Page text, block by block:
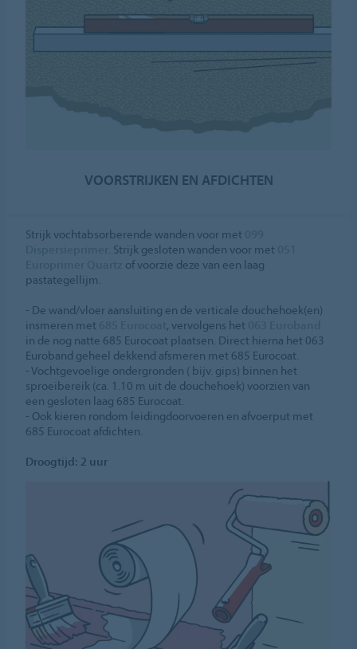
VOORSTRIJKEN EN AFDICHTEN
Strijk vochtabsorberende wanden voor met
. Strijk gesloten wanden voor met
of voorzie deze van een laag
pastategellijm.
- De wand/vloer aansluiting en de verticale douchehoek(en)
insmeren met
, vervolgens het
in de nog natte 685 Eurocoat plaatsen. Direct hierna het 063
Euroband geheel dekkend afsmeren met 685 Eurocoat.
- Vochtgevoelige ondergronden ( bijv. gips) binnen het
sproeibereik (ca. 1.10 m uit de douchehoek) voorzien van
een gesloten laag 685 Eurocoat.
- Ook kieren rondom leidingdoorvoeren en afvoerput met
685 Eurocoat afdichten.
Droogtijd: 2 uur